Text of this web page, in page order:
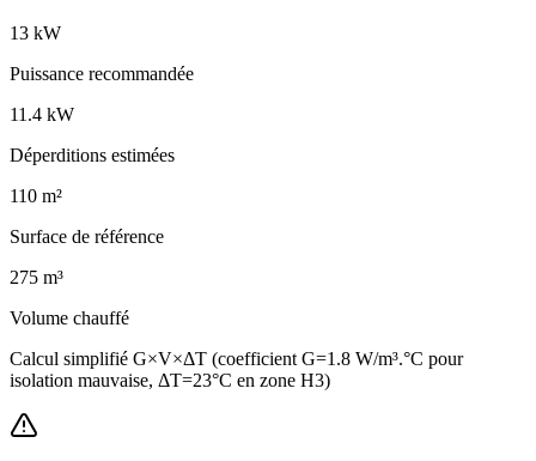
13 kW
Puissance recommandée
11.4 kW
Déperditions estimées
110 m²
Surface de référence
275 m³
Volume chauffé
Calcul simplifié G×V×ΔT (coefficient G=1.8 W/m³.°C pour
isolation mauvaise, ΔT=23°C en zone H3)